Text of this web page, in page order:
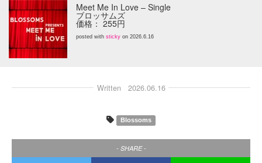
Meet Me In Love – Single
ブロッサムズ
価格： 255円
posted with sticky on 2026.6.16
Written 2026.06.16
Blossoms
- SHARE -